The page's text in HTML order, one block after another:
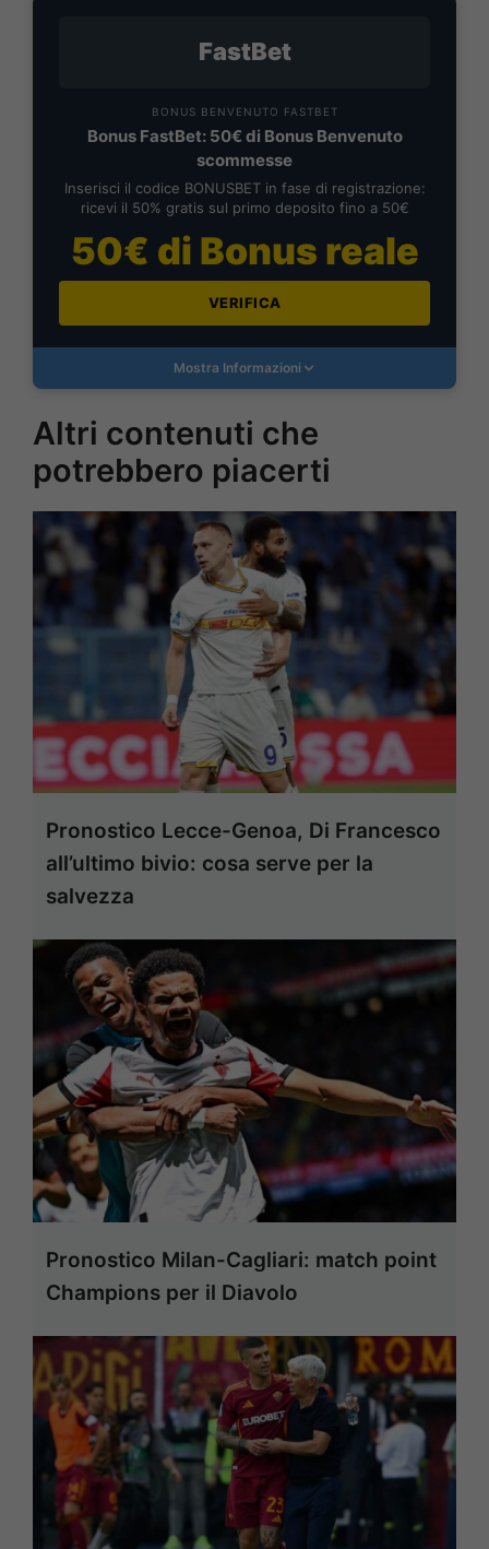
FastBet
BONUS BENVENUTO FASTBET
Bonus FastBet: 50€ di Bonus Benvenuto
scommesse
Inserisci il codice BONUSBET in fase di registrazione:
ricevi il 50% gratis sul primo deposito fino a 50€
50€ di Bonus reale
VERIFICA
Mostra Informazioni
Altri contenuti che
potrebbero piacerti
Pronostico Lecce-Genoa, Di Francesco
all’ultimo bivio: cosa serve per la
salvezza
Pronostico Milan-Cagliari: match point
Champions per il Diavolo